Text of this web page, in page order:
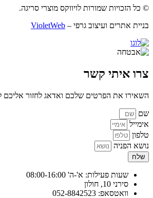
© כל הזכויות שמורות לויווקס מוצרי סריגה.
בניית אתרים ועיצוב גרפי – VioletWeb
צרו איתי קשר
השאירו את הפרטים שלכם ואדאג לחזור
שם
אימייל
טלפון
נושא הפניה
שלח
שעות פעילות: א'-ה' 08:00-16:00
סירני 10, חולון
וואטסאפ: 052-8842523